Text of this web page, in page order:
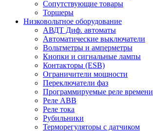
Сопутствующие товары
Торшеры
Низковольтное оборудование
АВДT Диф. автоматы
Автоматические выключатели
Вольтметры и амперметры
Кнопки и сигнальные лампы
Контакторы (ESB)
Ограничители мощности
Переключатели фаз
Программируемые реле времени
Реле ABB
Реле тока
Рубильники
Терморегуляторы с датчиком